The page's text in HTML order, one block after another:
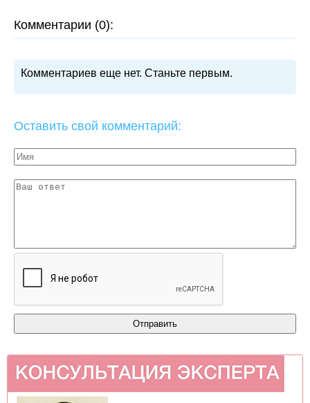
Комментарии (0):
Комментариев еще нет. Станьте первым.
Оставить свой комментарий: